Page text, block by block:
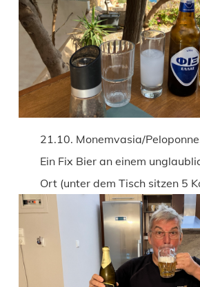
21.10. Monemvasia/
Ein Fix Bier an einem
Ort (unter dem Tisch sitzen 5